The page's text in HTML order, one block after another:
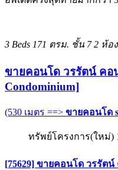
3 Beds 171 ตรม. ชั้น 7 2 ห้อ
ขายคอนโด วรรัตน์ คอ
Condominium]
(530 เมตร ==> ขายคอนโด
ทรัพย์โครงการ(ใหม่)
[75629] ขายคอนโด วรรัต